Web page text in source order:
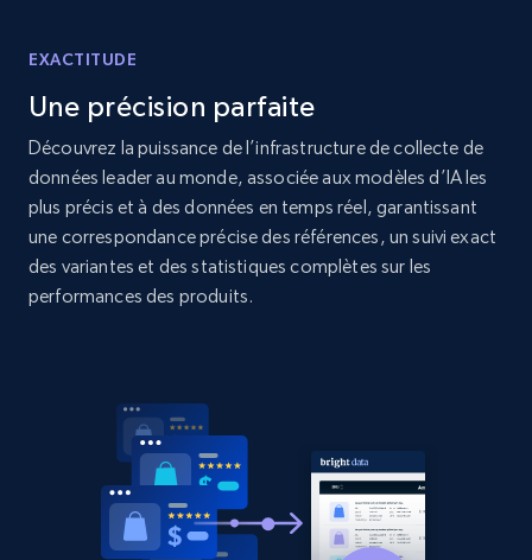
and more.
2.1K+ 353+
Home Depot US - Discovery products by
specific category URL
URL, Domain, Country code, Model number,
353+
EXACTITUDE
Une précision parfaite
Découvrez la puissance de l’infrastructure de collecte de
données leader au monde, associée aux modèles d’IA les
plus précis et à des données en temps réel, garantissant
une correspondance précise des références, un suivi exact
des variantes et des statistiques complètes sur les
performances des produits.